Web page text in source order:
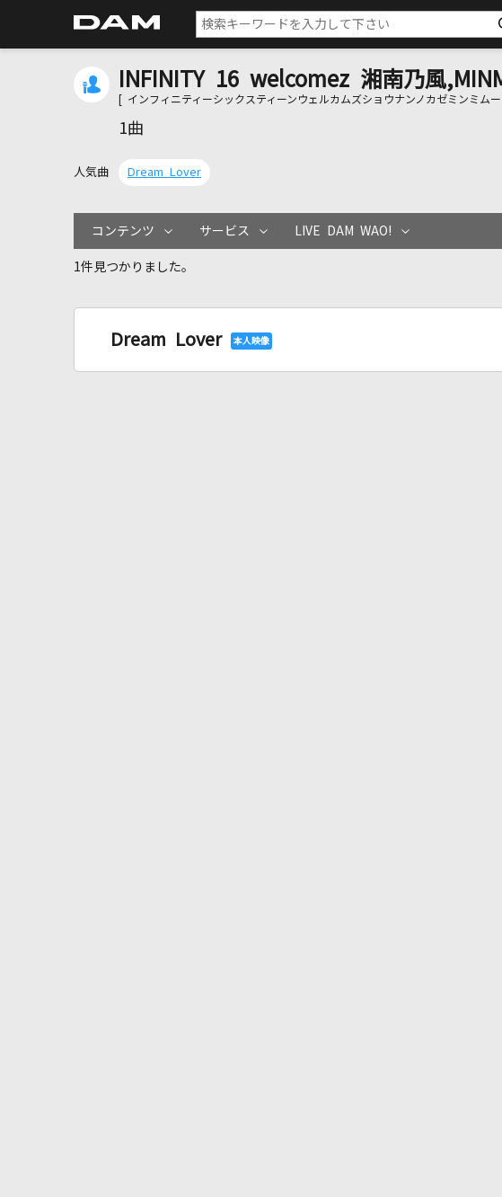
INFINITY 16 welcomez 湘南乃風
[ インフィニティーシックスティーンウェルカムズショウナンノカゼミンミムー
1曲
人気曲 Dream Lover
コンテンツ サービス LIVE DAM WAO!
1件見つかりました。
Dream Lover